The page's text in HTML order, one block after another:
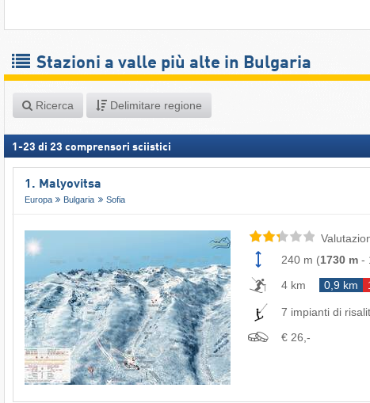
Stazioni a valle più alte in Bulgaria
Ricerca Delimitare regione
1 -23 di 23 comprensori sciistici
1. Malyovitsa
Europa Bulgaria Sofia
240 m (1730 m -
4 km
0,9 km
7 impianti di
€ 26,-